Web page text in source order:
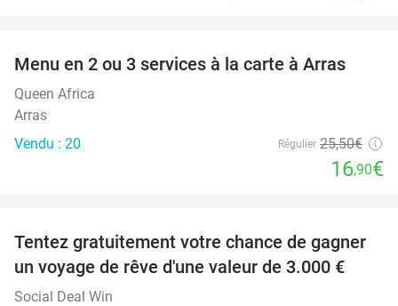
34%
Menu en 2 ou 3 services à la carte à Arras
Queen Africa
Arras
Vendu : 20
Régulier 25,50€
16,90€
Tentez gratuitement votre chance de gagner
un voyage de rêve d'une valeur de 3.000 €
Social Deal Win